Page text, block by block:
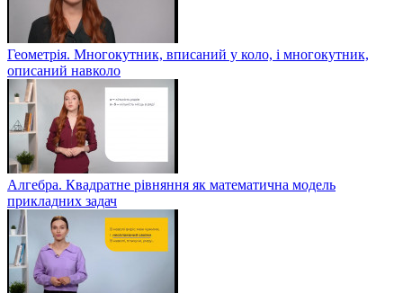
Геометрія. Многокутник, вписаний у коло, і многокутник,
описаний навколо
Алгебра. Квадратне рівняння як математична модель
прикладних задач